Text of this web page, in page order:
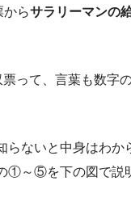
からサラリーマンの
票って、言葉も数字
らないと中身はわか
①～⑤を下の図で説